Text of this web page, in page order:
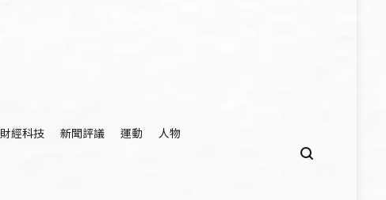
財經科技 新聞評議 運動 人物